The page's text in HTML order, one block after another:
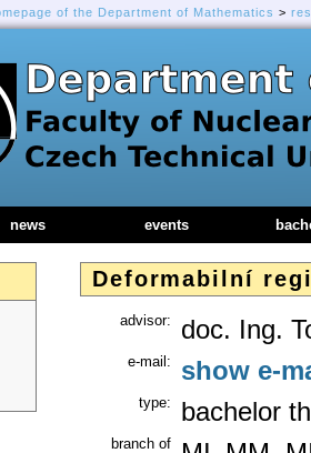
of the Department of Mathematics >
Deformabilní
advisor: doc. Ing.
e-mail: show e-
type: bachelor
branch of
news events